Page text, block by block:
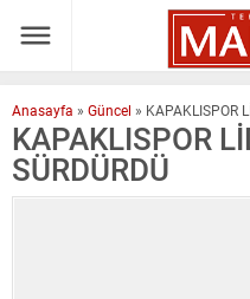
Anasayfa » Güncel » KAPAKLISPOR
KAPAKLISPOR
SÜRDÜRDÜ